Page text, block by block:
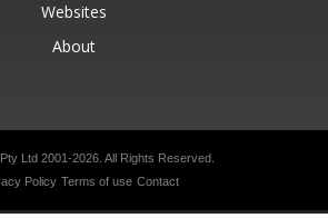
Websites
About
Ltd 2001-2026. All Rights Reserved.
Policy Terms of use Contact